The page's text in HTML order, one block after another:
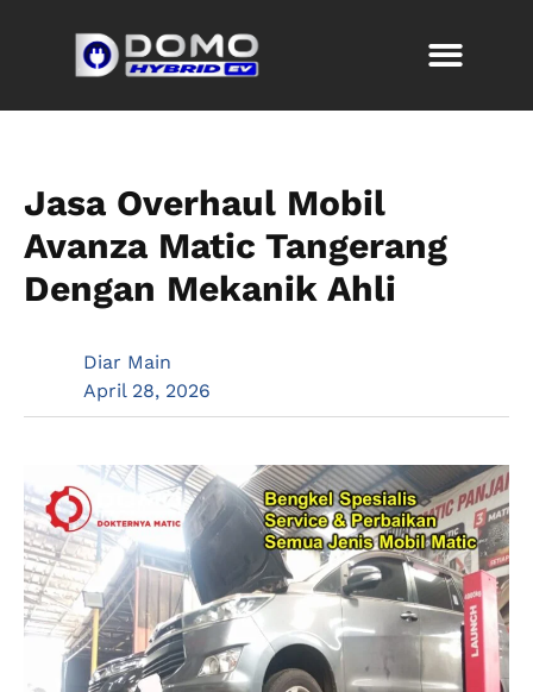
Jasa Overhaul Mobil
Avanza Matic Tangerang
Dengan Mekanik Ahli
Diar Main
April 28, 2026